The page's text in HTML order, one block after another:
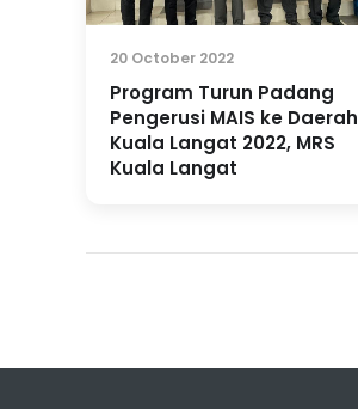
20 October 2022
Program Turun Padang
Pengerusi MAIS ke Daerah
Kuala Langat 2022, MRS
Kuala Langat